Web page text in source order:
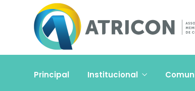
Principal Institucional